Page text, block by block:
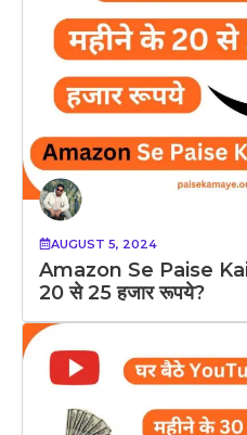
AUGUST 5, 2024
Amazon Se Paise
20 से 25 हजार रूपये?